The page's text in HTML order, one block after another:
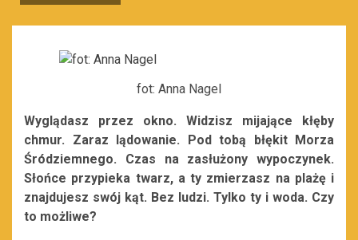
fot: Anna Nagel
Wyglądasz przez okno. Widzisz mijające kłęby
chmur. Zaraz lądowanie. Pod tobą błękit Morza
Śródziemnego. Czas na zasłużony wypoczynek.
Słońce przypieka twarz, a ty zmierzasz na plażę i
znajdujesz swój kąt. Bez ludzi. Tylko ty i woda. Czy
to możliwe?